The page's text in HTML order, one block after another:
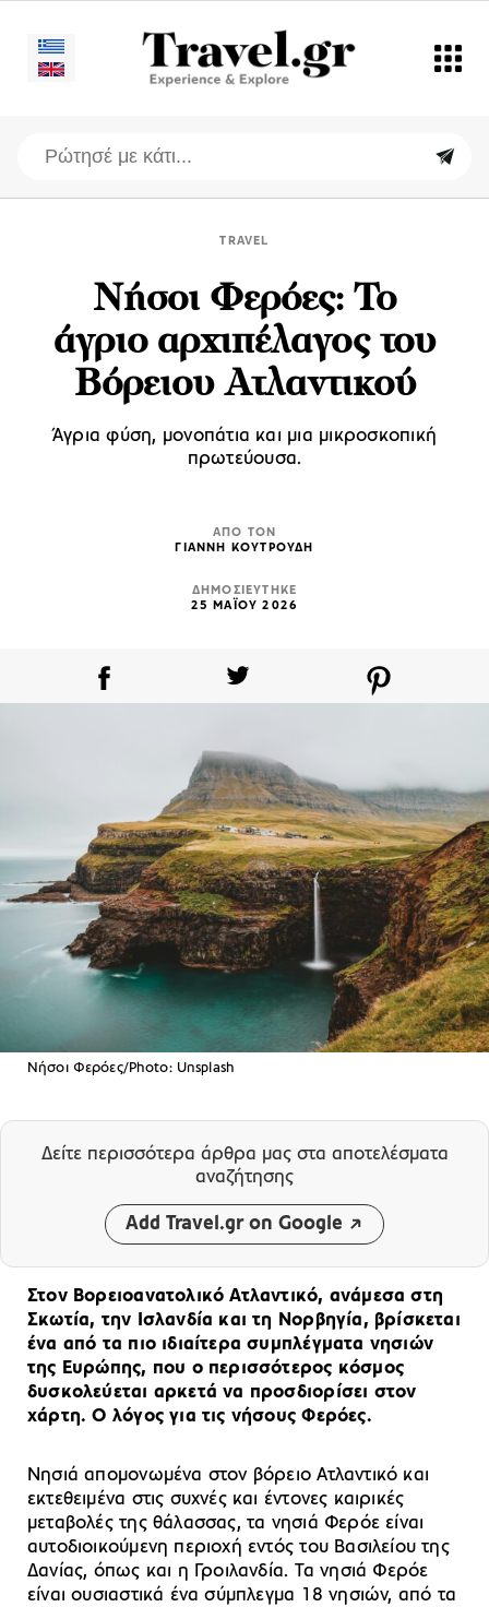
TRAVEL
Νήσοι Φερόες: Το
άγριο αρχιπέλαγος του
Βόρειου Ατλαντικού
Άγρια φύση, μονοπάτια και μια μικροσκοπική
πρωτεύουσα.
ΑΠΟ ΤΟΝ
ΓΙΑΝΝΗ ΚΟΥΤΡΟΥΔΗ
ΔΗΜΟΣΙΕΥΤΗΚΕ
25 ΜΑΪΟΥ 2026
Νήσοι Φερόες/Photo: Unsplash
Δείτε περισσότερα άρθρα μας στα αποτελέσματα
αναζήτησης
Add Travel.gr on Google
Στον Βορειοανατολικό Ατλαντικό, ανάμεσα στη
Σκωτία, την Ισλανδία και τη Νορβηγία, βρίσκεται
ένα από τα πιο ιδιαίτερα συμπλέγματα νησιών
της Ευρώπης, που ο περισσότερος κόσμος
δυσκολεύεται αρκετά να προσδιορίσει στον
χάρτη. Ο λόγος για τις νήσους Φερόες.
Νησιά απομονωμένα στον βόρειο Ατλαντικό και
εκτεθειμένα στις συχνές και έντονες καιρικές
μεταβολές της θάλασσας, τα νησιά Φερόε είναι
αυτοδιοικούμενη περιοχή εντός του Βασιλείου της
Δανίας, όπως και η Γροιλανδία. Τα νησιά Φερόε
είναι ουσιαστικά ένα σύμπλεγμα 18 νησιών, από τα